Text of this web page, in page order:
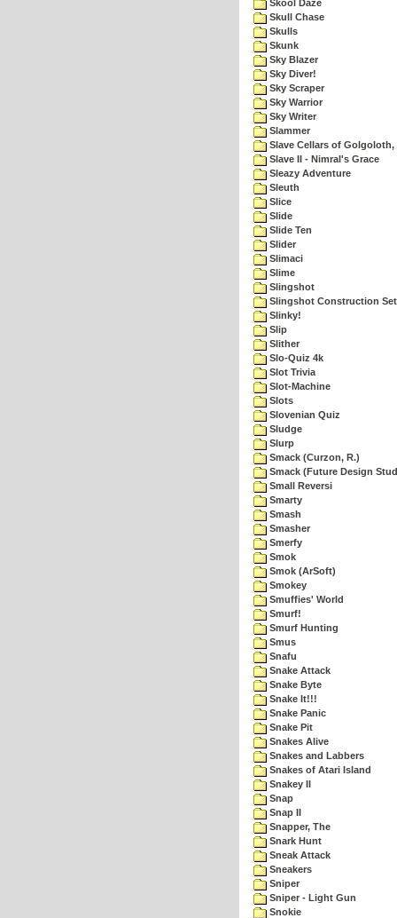
Skool Daze
Skull Chase
Skulls
Skunk
Sky Blazer
Sky Diver!
Sky Scraper
Sky Warrior
Sky Writer
Slammer
Slave Cellars of Golgoloth,
Slave II - Nimral's Grace
Sleazy Adventure
Sleuth
Slice
Slide
Slide Ten
Slider
Slimaci
Slime
Slingshot
Slingshot Construction Set
Slinky!
Slip
Slither
Slo-Quiz 4k
Slot Trivia
Slot-Machine
Slots
Slovenian Quiz
Sludge
Slurp
Smack (Curzon, R.)
Smack (Future Design
Small Reversi
Smarty
Smash
Smasher
Smerfy
Smok
Smok (ArSoft)
Smokey
Smuffies' World
Smurf!
Smurf Hunting
Smus
Snafu
Snake Attack
Snake Byte
Snake It!!!
Snake Panic
Snake Pit
Snakes Alive
Snakes and Labbers
Snakes of Atari Island
Snakey II
Snap
Snap II
Snapper, The
Snark Hunt
Sneak Attack
Sneakers
Sniper
Sniper - Light Gun
Snokie